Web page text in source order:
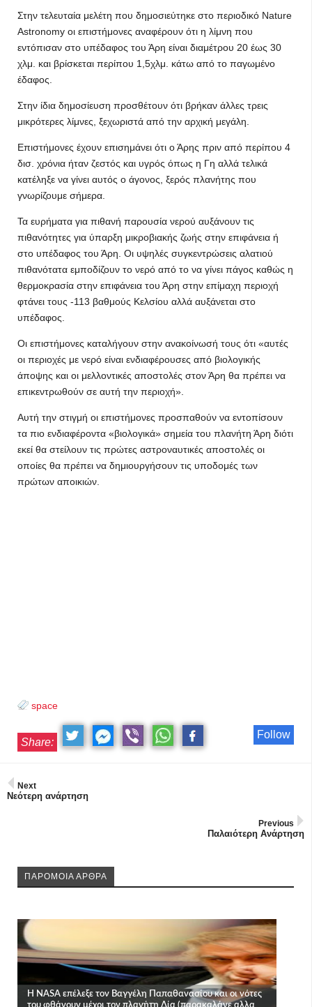
Στην τελευταία μελέτη που δημοσιεύτηκε στο περιοδικό Nature
Astronomy οι επιστήμονες αναφέρουν ότι η λίμνη που
εντόπισαν στο υπέδαφος του Άρη είναι διαμέτρου 20 έως 30
χλμ. και βρίσκεται περίπου 1,5χλμ. κάτω από το παγωμένο
έδαφος.
Στην ίδια δημοσίευση προσθέτουν ότι βρήκαν άλλες τρεις
μικρότερες λίμνες, ξεχωριστά από την αρχική μεγάλη.
Επιστήμονες έχουν επισημάνει ότι ο Άρης πριν από περίπου 4
δισ. χρόνια ήταν ζεστός και υγρός όπως η Γη αλλά τελικά
κατέληξε να γίνει αυτός ο άγονος, ξερός πλανήτης που
γνωρίζουμε σήμερα.
Τα ευρήματα για πιθανή παρουσία νερού αυξάνουν τις
πιθανότητες για ύπαρξη μικροβιακής ζωής στην επιφάνεια ή
στο υπέδαφος του Άρη. Οι υψηλές συγκεντρώσεις αλατιού
πιθανότατα εμποδίζουν το νερό από το να γίνει πάγος καθώς η
θερμοκρασία στην επιφάνεια του Άρη στην επίμαχη περιοχή
φτάνει τους -113 βαθμούς Κελσίου αλλά αυξάνεται στο
υπέδαφος.
Οι επιστήμονες καταλήγουν στην ανακοίνωσή τους ότι «αυτές
οι περιοχές με νερό είναι ενδιαφέρουσες από βιολογικής
άποψης και οι μελλοντικές αποστολές στον Άρη θα πρέπει να
επικεντρωθούν σε αυτή την περιοχή».
Αυτή την στιγμή οι επιστήμονες προσπαθούν να εντοπίσουν
τα πιο ενδιαφέροντα «βιολογικά» σημεία του πλανήτη Άρη διότι
εκεί θα στείλουν τις πρώτες αστροναυτικές αποστολές οι
οποίες θα πρέπει να δημιουργήσουν τις υποδομές των
πρώτων αποικιών.
space
Follow
Share:
Next
Νεότερη ανάρτηση
Previous
Παλαιότερη Ανάρτηση
ΠΑΡΟΜΟΙΑ ΑΡΘΡΑ